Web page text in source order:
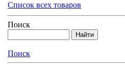
Список всех товаров
Поиск
Поиск